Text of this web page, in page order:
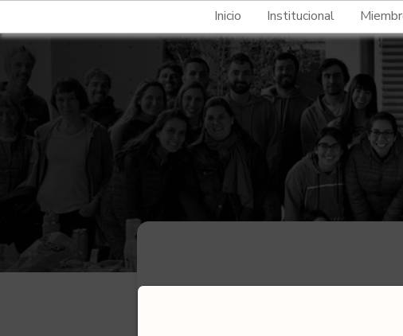
Inicio Institucional
Dirección